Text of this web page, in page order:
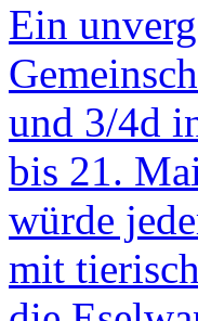
Ein
und 3/4d
bis 21.
würde
mit